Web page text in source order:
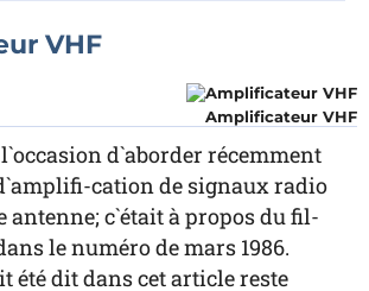
VHF
Amplificateur VHF
d`aborder récemment
cation de signaux radio
antenne; c`était à propos du fil-
le numéro de mars 1986.
été dit dans cet article reste